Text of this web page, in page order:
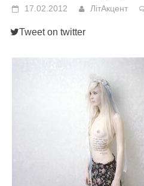
17.02.2012 ЛітАкцент
Tweet on twitter